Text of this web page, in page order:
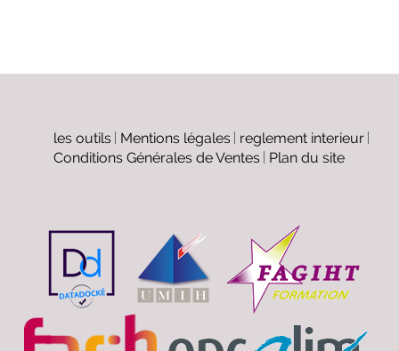
les outils Mentions légales reglement interieur
Conditions Générales de Ventes Plan du site